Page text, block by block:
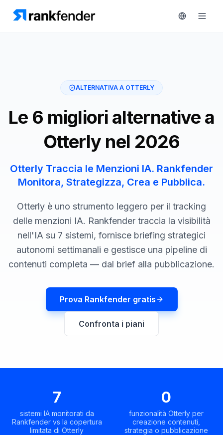
MONITORA
Engine
Monitoraggio
keyword
Content
Integrazioni
gratuiti
Prenota
una
demo
ALTERNATIVA A OTTERLY
Le 6 migliori alternative a
Otterly nel 2026
Otterly Traccia le Menzioni IA. Rankfender
Monitora, Strategizza, Crea e Pubblica.
Otterly è uno strumento leggero per il tracking
delle menzioni IA. Rankfender traccia la visibilità
nell'IA su 7 sistemi, fornisce briefing strategici
autonomi settimanali e gestisce una pipeline di
contenuti completa — dal brief alla pubblicazione.
Prova Rankfender gratis
Confronta i piani
7
sistemi IA monitorati da
Rankfender vs la copertura
limitata di Otterly
0
funzionalità Otterly per
creazione contenuti,
strategia o pubblicazione